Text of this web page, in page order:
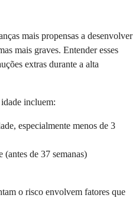
mais propensas a desenvolver
mais graves. Entender esses
extras durante a alta
incluem:
especialmente menos de 3
(antes de 37 semanas)
o risco envolvem fatores que